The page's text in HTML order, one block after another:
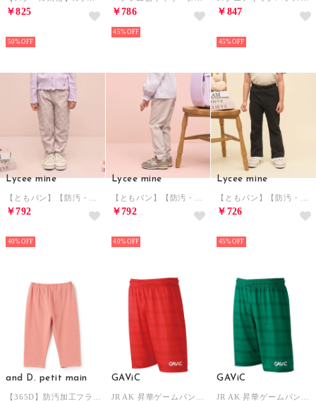
￥825
50%
￥786
45%
￥847
45%
Lycee mine
￥792
40%
Lycee mine
￥792
40%
Lycee mine
￥726
45%
and D. petit main GAViC GAViC